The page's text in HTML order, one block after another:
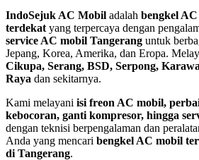
IndoSejuk AC Mobil adalah bengkel
terdekat yang terpercaya dengan
service AC mobil Tangerang untuk
Jepang, Korea, Amerika, dan Eropa.
Cikupa, Serang, BSD, Serpong,
Raya dan sekitarnya.
Kami melayani isi freon AC mobil,
kebocoran, ganti kompresor, hingga
dengan teknisi berpengalaman dan
Anda yang mencari bengkel AC mobil
di Tangerang.